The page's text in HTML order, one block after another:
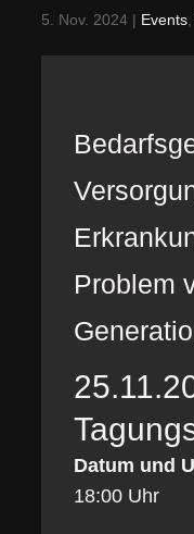
5. Nov. 2024| Events,
Problem
Datum und
18:00 Uhr